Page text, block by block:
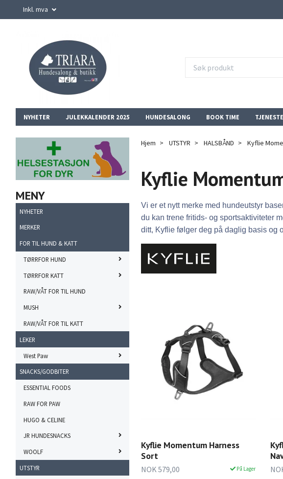
Inkl. mva
NYHETER JULEKKALENDER 2025 HUNDESALONG BOOK TIME
MENY
NYHETER
MERKER
FOR TIL HUND & KATT
TØRRFOR HUND
TØRRFOR KATT
RAW/VÅT FOR TIL HUND
MUSH
RAW/VÅT FOR TIL KATT
LEKER
West Paw
SNACKS/GODBITER
ESSENTIAL FOODS
RAW FOR PAW
HUGO & CELINE
JR HUNDESNACKS
WOOLF
UTSTYR
Hjem UTSTYR HALSBÅND Kyflie
Kyflie
Vi er et nytt merke med hundeutstyr
du kan trene fritids- og sportsaktiviteter
ditt, Kyflie følger deg på daglig basis og
Kyflie Momentum Harness
Sort
NOK 579,00 På Lager